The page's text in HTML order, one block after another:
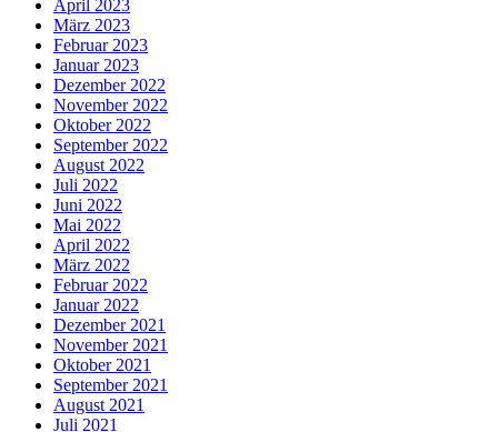
April 2023
März 2023
Februar 2023
Januar 2023
Dezember 2022
November 2022
Oktober 2022
September 2022
August 2022
Juli 2022
Juni 2022
Mai 2022
April 2022
März 2022
Februar 2022
Januar 2022
Dezember 2021
November 2021
Oktober 2021
September 2021
August 2021
Juli 2021